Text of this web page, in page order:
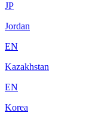
JP
Jordan
EN
Kazakhstan
EN
Korea